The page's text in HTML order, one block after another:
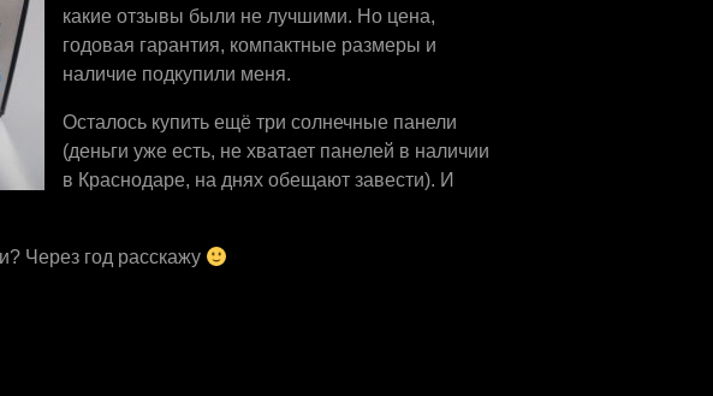
какие отзывы были не лучшими. Но цена,
годовая гарантия, компактные размеры и
наличие подкупили меня.
Осталось купить ещё три солнечные панели
(деньги уже есть, не хватает панелей в наличии
в Краснодаре, на днях обещают завести). И
Через год расскажу